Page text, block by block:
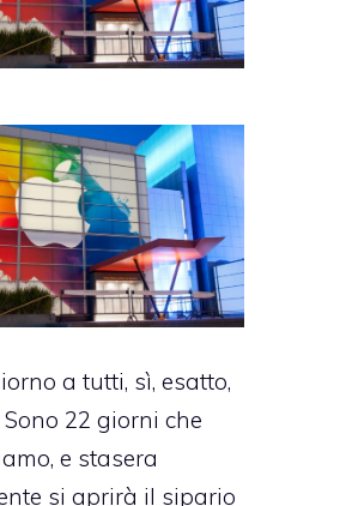
a tutti, sì, esatto,
22 giorni che
e stasera
si aprirà il sipario